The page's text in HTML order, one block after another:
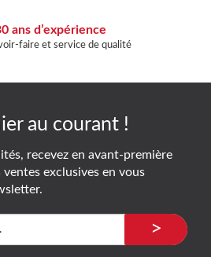
ans d’expérience
faire et service de qualité
au courant !
recevez en avant-première
ventes exclusives en vous
>